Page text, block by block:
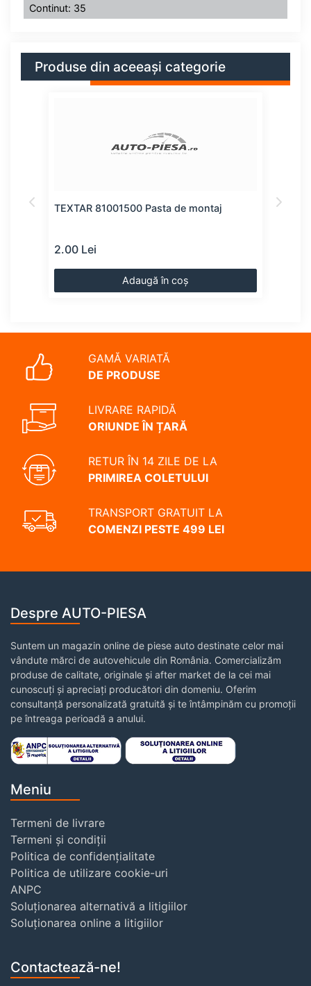
Continut: 35
Produse din aceeași categorie
TEXTAR 81001500 Pasta de montaj
2.00 Lei
Adaugă în coș
GAMĂ VARIATĂ
DE PRODUSE
LIVRARE RAPIDĂ
ORIUNDE ÎN ȚARĂ
RETUR ÎN 14 ZILE DE LA
PRIMIREA COLETULUI
TRANSPORT GRATUIT LA
COMENZI PESTE 499 LEI
Despre AUTO-PIESA
Suntem un magazin online de piese auto destinate celor mai
vândute mărci de autovehicule din România. Comercializăm
produse de calitate, originale și after market de la cei mai
cunoscuți și apreciați producători din domeniu. Oferim
consultanță personalizată gratuită și te întâmpinăm cu promoții
pe întreaga perioadă a anului.
Meniu
Termeni de livrare
Termeni și condiții
Politica de confidențialitate
Politica de utilizare cookie-uri
ANPC
Soluționarea alternativă a litigiilor
Soluționarea online a litigiilor
Contactează-ne!